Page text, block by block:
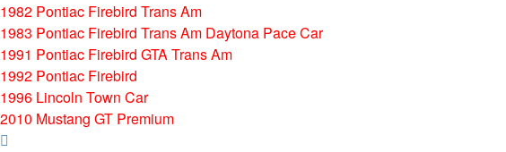
1982 Pontiac Firebird Trans Am
1983 Pontiac Firebird Trans Am Daytona Pace Car
1991 Pontiac Firebird GTA Trans Am
1992 Pontiac Firebird
1996 Lincoln Town Car
2010 Mustang GT Premium